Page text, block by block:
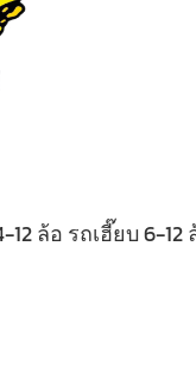
ล้อ รถเฮี๊ยบ 6-